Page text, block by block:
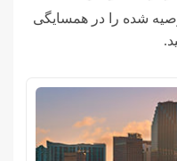
شده را در همسایگی